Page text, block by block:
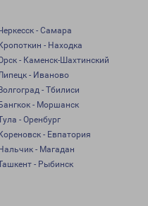
- Самара
- Находка
- Каменск-Шахтинский
- Иваново
- Тбилиси
- Моршанск
- Оренбург
- Евпатория
- Магадан
- Рыбинск